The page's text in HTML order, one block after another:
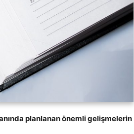
planlanan önemli gelişmelerin